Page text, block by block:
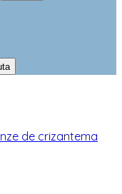
de crizantema